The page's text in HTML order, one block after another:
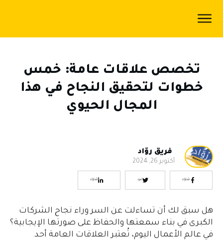
الرئيسية
اكاديمية
من
نحن
تخصص علاقات عامة: خمس
خطوات لتحقيق النجاح في هذا
المجال الحيوي
فريق روّاد
أكتوبر 26, 2024
شارك غرد شارك
هل سبق لك أن تساءلت عن السر وراء نجاح الشركات
الكبرى في بناء سمعتها والحفاظ على صورتها الإيجابية؟
في عالم الأعمال اليوم، تُعتبر العلاقات العامة أحد